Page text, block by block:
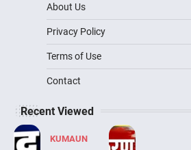
About Us
Privacy Policy
Terms of Use
Contact
Recent Viewed
KUMAUN